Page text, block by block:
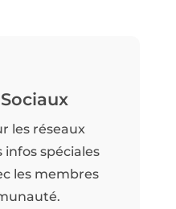
les réseaux
infos spéciales
les membres